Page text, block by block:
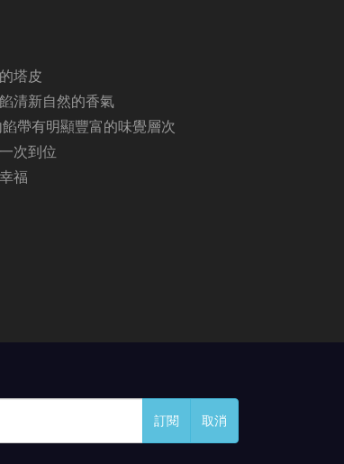
塔皮
清新自然的香氣
帶有明顯豐富的味覺層次
次到位
福
訂閱 取消